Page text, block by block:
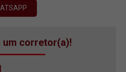
um corretor(a)!